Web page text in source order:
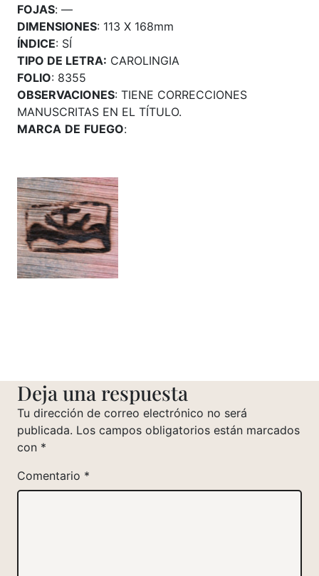
FOJAS: —
DIMENSIONES: 113 X 168mm
ÍNDICE: SÍ
TIPO DE LETRA: CAROLINGIA
FOLIO: 8355
OBSERVACIONES: TIENE CORRECCIONES
MANUSCRITAS EN EL TÍTULO.
MARCA DE FUEGO:
Deja una respuesta
Tu dirección de correo electrónico no será
publicada. Los campos obligatorios están marcados
con *
Comentario *